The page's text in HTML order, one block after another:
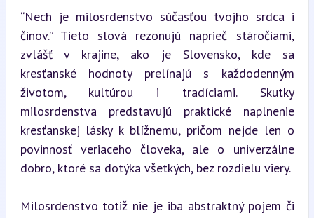
“Nech je milosrdenstvo súčasťou tvojho srdca i
činov.” Tieto slová rezonujú naprieč stáročiami,
zvlášť v krajine, ako je Slovensko, kde sa
kresťanské hodnoty prelínajú s každodenným
životom, kultúrou i tradíciami. Skutky
milosrdenstva predstavujú praktické naplnenie
kresťanskej lásky k blížnemu, pričom nejde len o
povinnosť veriaceho človeka, ale o univerzálne
dobro, ktoré sa dotýka všetkých, bez rozdielu viery.
Milosrdenstvo totiž nie je iba abstraktný pojem či